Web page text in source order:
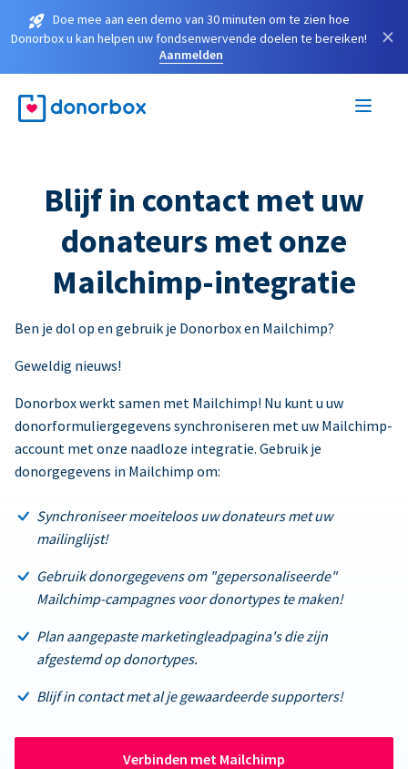
Doe mee aan een demo van 30 minuten om te zien hoe
Donorbox u kan helpen uw fondsenwervende doelen te bereiken!
Aanmelden
×
Blijf in contact met uw
donateurs met onze
Mailchimp-integratie
Ben je dol op en gebruik je Donorbox en Mailchimp?
Geweldig nieuws!
Donorbox werkt samen met Mailchimp! Nu kunt u uw
donorformuliergegevens synchroniseren met uw Mailchimp-
account met onze naadloze integratie. Gebruik je
donorgegevens in Mailchimp om:
Synchroniseer moeiteloos uw donateurs met uw
mailinglijst!
Gebruik donorgegevens om "gepersonaliseerde"
Mailchimp-campagnes voor donortypes te maken!
Plan aangepaste marketingleadpagina's die zijn
afgestemd op donortypes.
Blijf in contact met al je gewaardeerde supporters!
Verbinden met Mailchimp